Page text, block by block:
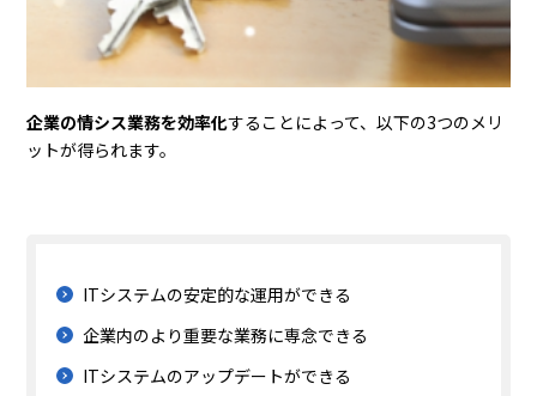
企業の情シス業務を効率化することによって、以下の3つのメリ
ットが得られます。
ITシステムの安定的な運用ができる
企業内のより重要な業務に専念できる
ITシステムのアップデートができる